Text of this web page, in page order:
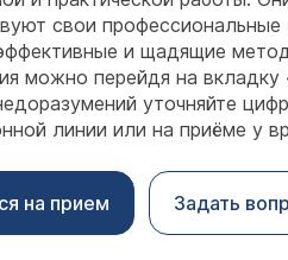
свои профессиональные
и щадящие
можно перейдя на вкладку
уточняйте
линии или на приёме у
на прием Задать